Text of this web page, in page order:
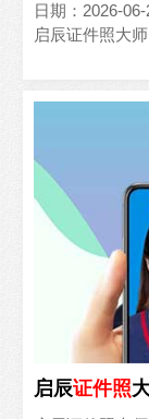
日期：2026-
启辰证件照大
启辰证件照